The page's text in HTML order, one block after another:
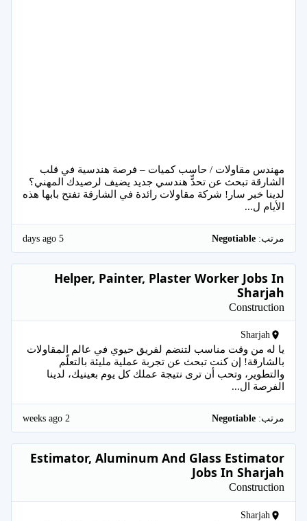
مهندس مقاولات / حاسب كميات – فرصة هندسية في قلب
الشارقة تبحث عن تحدٍّ هندسي جديد يضيف لرصيدك المهني؟
لدينا خبر سار! شركة مقاولات رائدة في الشارقة تفتح بابها هذه
الأيام ل...
مرتب: 5 days ago
Helper, Painter, Plaster Worker Jobs In
Sharjah
Construction
Sharjah
يا له من وقت مناسب لتنضم لفريق حيوي في عالم المقاولات
بالشارقة! إن كنت تبحث عن تجربة عملية مليئة بالتعلّم
والتطوير، وتحب أن ترى نتيجة عملك كل يوم بعينيك، لدينا
الفرصة ال...
مرتب: 2 weeks ago
Estimator, Aluminum And Glass Estimator
Jobs In Sharjah
Construction
Sharjah